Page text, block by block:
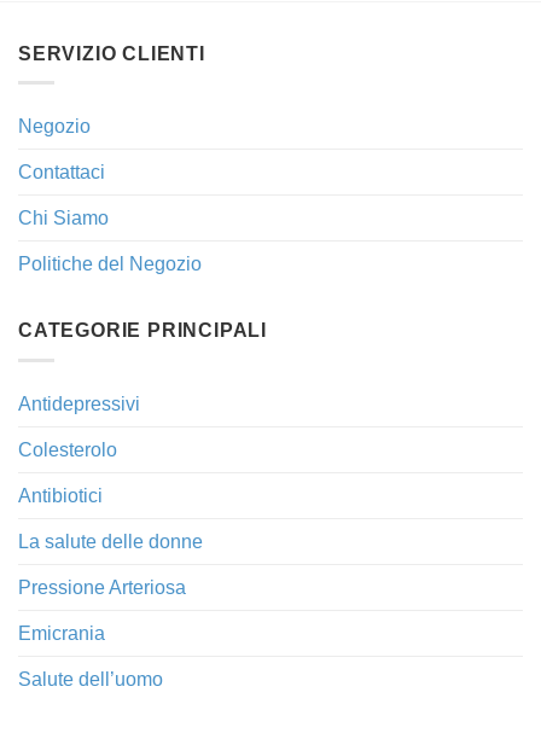
SERVIZIO CLIENTI
Negozio
Contattaci
Chi Siamo
Politiche del Negozio
CATEGORIE PRINCIPALI
Antidepressivi
Colesterolo
Antibiotici
La salute delle donne
Pressione Arteriosa
Emicrania
Salute dell’uomo